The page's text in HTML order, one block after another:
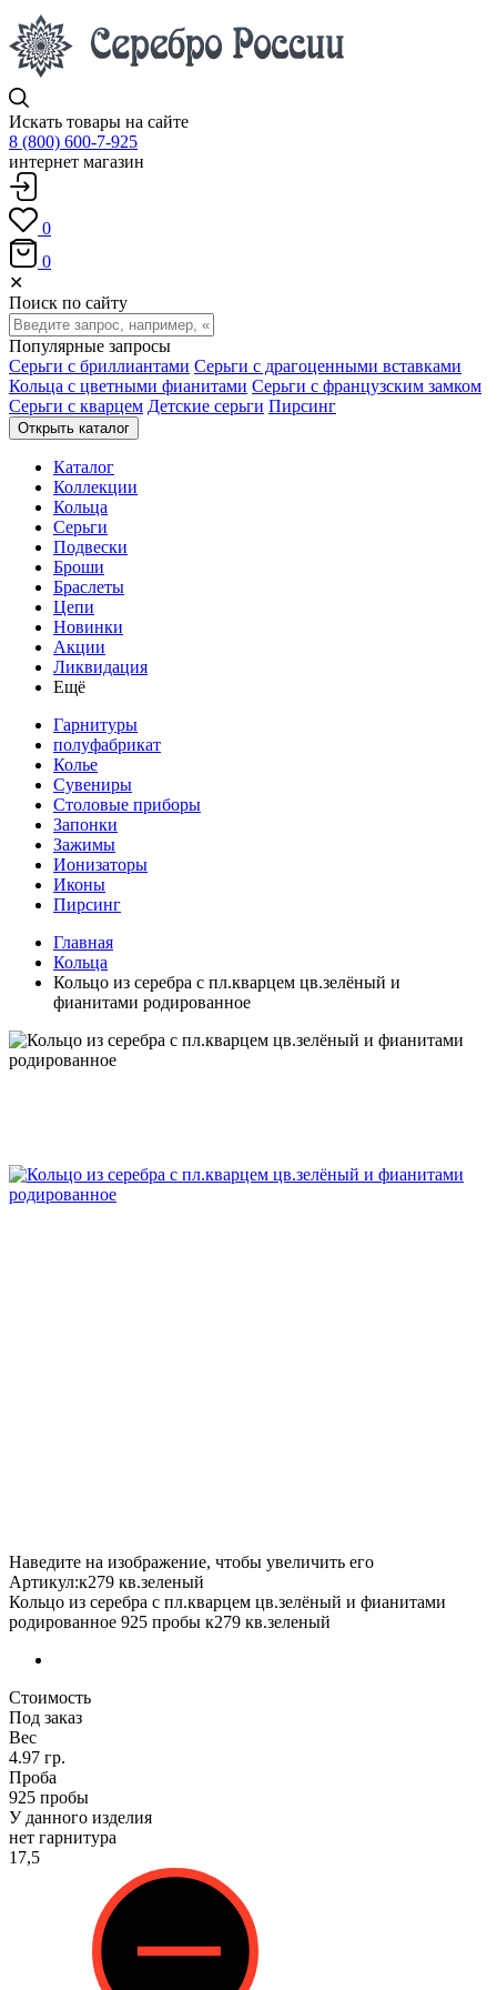
Искать товары на сайте
8 (800) 600-7-925
интернет магазин
0
0
✕
Поиск по сайту
Популярные запросы
Серьги с бриллиантами Серьги с драгоценными вставками
Кольца с цветными фианитами Серьги с французским замком
Серьги с кварцем Детские серьги Пирсинг
Открыть каталог
Каталог
Коллекции
Кольца
Серьги
Подвески
Броши
Браслеты
Цепи
Новинки
Акции
Ликвидация
Ещё
Гарнитуры
полуфабрикат
Колье
Сувениры
Столовые приборы
Запонки
Зажимы
Ионизаторы
Иконы
Пирсинг
Главная
Кольца
Кольцо из серебра с пл.кварцем цв.зелёный и
фианитами родированное
Наведите на изображение, чтобы увеличить его
Артикул:к279 кв.зеленый
Кольцо из серебра с пл.кварцем цв.зелёный и фианитами
родированное 925 пробы к279 кв.зеленый
Стоимость
Под заказ
Вес
4.97 гр.
Проба
925 пробы
У данного изделия
нет гарнитура
17,5